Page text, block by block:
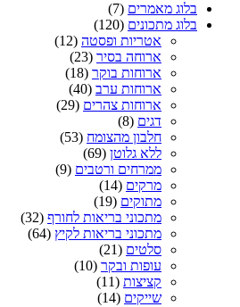
בלוג מאמרים (7)
בלוג מתכונים (120)
אטריות ופסטה (12)
ארוחה בסיר (23)
ארוחות בוקר (18)
ארוחות ערב (40)
ארוחות צהרים (29)
דגים (8)
חלבון מהצומח (53)
ללא גלוטן (69)
ממרחים ורטבים (9)
מרקים (14)
מתוקים (19)
מתכוני בריאות לחורף (32)
מתכוני בריאות לקיץ (64)
סלטים (21)
עופות ובקר (10)
קציצות (11)
שייקים (14)